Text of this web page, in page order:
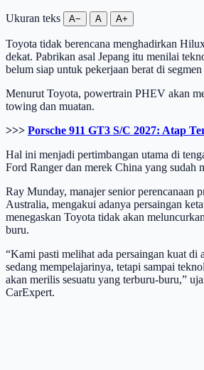
Ukuran teks A− A A+
Toyota tidak berencana menghadirkan
dekat. Pabrikan asal Jepang itu menilai
belum siap untuk pekerjaan berat di
Menurut Toyota, powertrain PHEV akan
towing dan muatan.
>>> Porsche 911 GT3 S/C 2027: Atap
Hal ini menjadi pertimbangan utama di
Ford Ranger dan merek China yang sudah
Ray Munday, manajer senior perencanaan
Australia, mengakui adanya persaingan
menegaskan Toyota tidak akan
buru.
“Kami pasti melihat ada persaingan kuat di
sedang mempelajarinya, tetapi sampai
akan merilis sesuatu yang terburu-buru,”
CarExpert.